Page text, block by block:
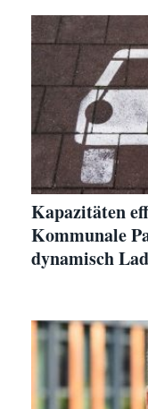
Kapazitäten
Kommunale
dynamisch